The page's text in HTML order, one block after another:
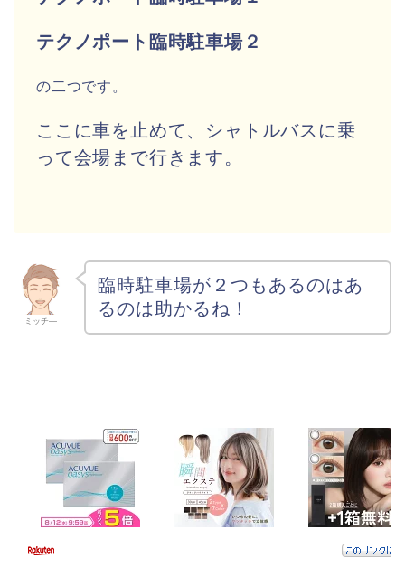
テクノポート臨時駐車場２
の二つです。
ここに車を止めて、シャトルバスに乗
って会場まで行きます。
ミッチ―
臨時駐車場が２つもあるのはあ
るのは助かるね！